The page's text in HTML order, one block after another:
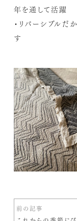
年を通して活躍
・リバーシブルだ
す
前の記事